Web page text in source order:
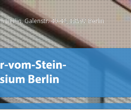
Berlin, Galenstr. 40-44, 13597 Berlin